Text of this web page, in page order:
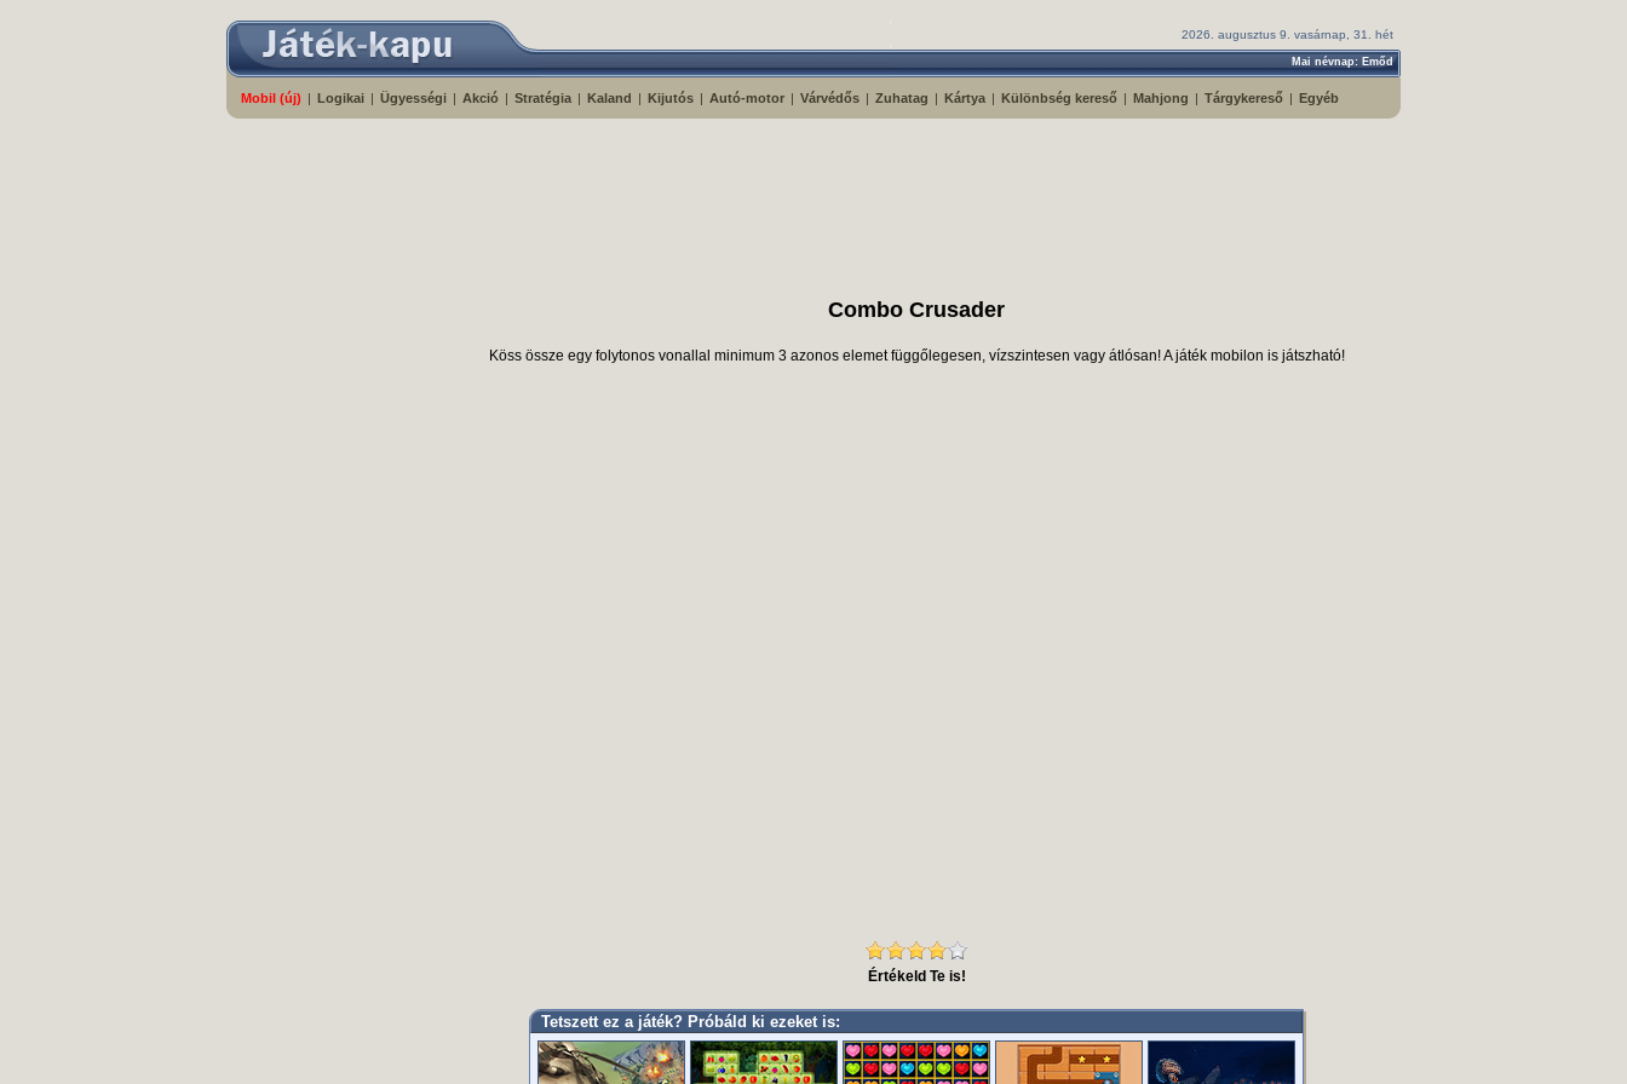
2026. augusztus 9. vasárnap, 31. hét
Mai névnap: Emőd
Mobil (új) | Logikai | Ügyességi | Akció | Stratégia | Kaland | Kijutós | Autó-motor | Várvédős | Zuhatag | Kártya | Különbség kereső | Mahjong | Tárgykereső | Egyéb
Combo Crusader
Köss össze egy folytonos vonallal minimum 3 azonos elemet függőlegesen, vízszintesen vagy átlósan! A játék mobilon is játszható!
Értékeld Te is!
Tetszett ez a játék? Próbáld ki ezeket is: